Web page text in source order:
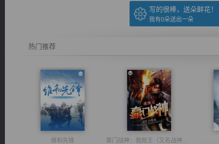
写的很棒，送朵鲜花！
我有0朵送出一朵
热门推荐
维和先锋 豪门战神：我既王（又名战神归来不败神婿修罗战神）